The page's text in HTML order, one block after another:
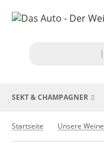
SEKT & CHAMPAGNER
Startseite Unsere Weine